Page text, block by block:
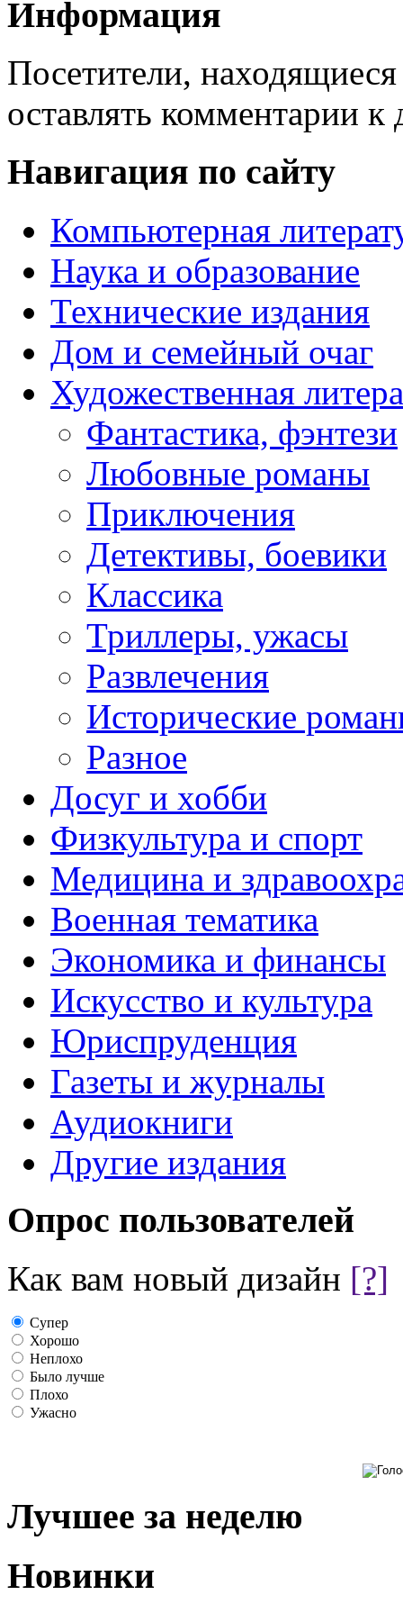
Информация
Посетители,
оставлять комментарии к
Навигация по сайту
Компьютерная
Наука и образование
Технические издания
Дом и семейный очаг
Художественная
Фантастика, фэнтези
Любовные романы
Приключения
Детективы, боевики
Классика
Триллеры, ужасы
Развлечения
Исторические
Разное
Досуг и хобби
Физкультура и спорт
Медицина и
Военная тематика
Экономика и финансы
Искусство и культура
Юриспруденция
Газеты и журналы
Аудиокниги
Другие издания
Опрос пользователей
Как вам новый дизайн [?]
Супер
Хорошо
Неплохо
Было лучше
Плохо
Ужасно
Лучшее за неделю
Новинки